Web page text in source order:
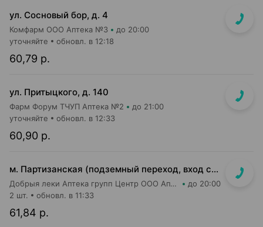
ул. Сосновый бор, д. 4
Комфарм ООО Аптека №3 до 20:00
60,79 р.
уточняйте обновл. в 12:18
ул. Притыцкого, д. 140
Фарм Форум ТЧУП Аптека №2 до 21:00
60,90 р.
уточняйте обновл. в 12:33
м. Партизанская (подземный переход, вход со стороны гостиницы "Турист")
Добрыя леки Аптека групп Центр ООО Аптека №5 до 20:00
61,84 р.
2 шт. обновл. в 11:33